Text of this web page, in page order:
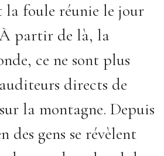
la foule réunie le jour
À partir de là, la
ce ne sont plus
directs de
la montagne. Depuis
des gens se révèlent